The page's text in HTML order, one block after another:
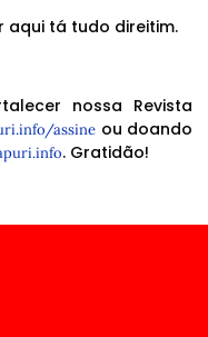
aqui tá tudo direitim.
nossa Revista
assine ou doando
. Gratidão!